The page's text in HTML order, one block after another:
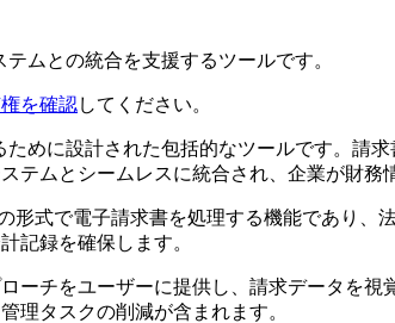
ムとの統合を支援するツールです。
を確認してください。
めに設計された包括的なツールです。請
テムとシームレスに統合され、企業が財務
形式で電子請求書を処理する機能であり
記録を確保します。
ーチをユーザーに提供し、請求データを
理タスクの削減が含まれます。